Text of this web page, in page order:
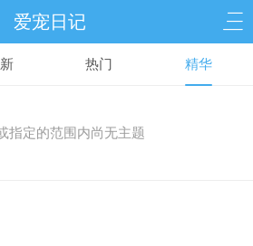
爱宠日记
热门 精华
指定的范围内尚无主题